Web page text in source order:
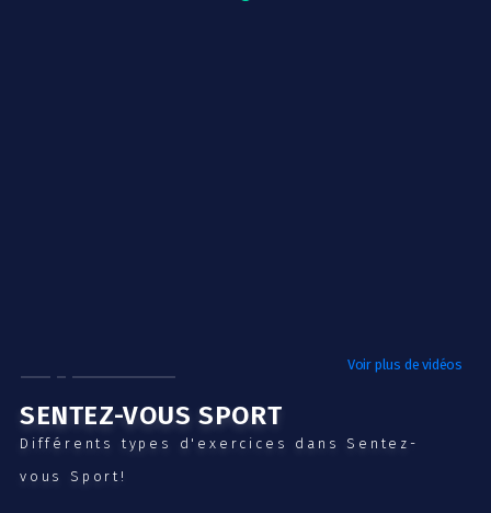
SENTEZ-VOUS SPORT
Différents types d'exercices dans Sentez-
vous Sport!
Voir plus de vidéos